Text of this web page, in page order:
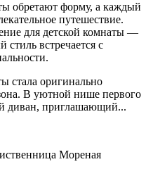
обретают форму, а каждый
путешествие.
для детской комнаты —
стиль встречается с
стала оригинально
В уютной нише первого
диван, приглашающий...
Мореная